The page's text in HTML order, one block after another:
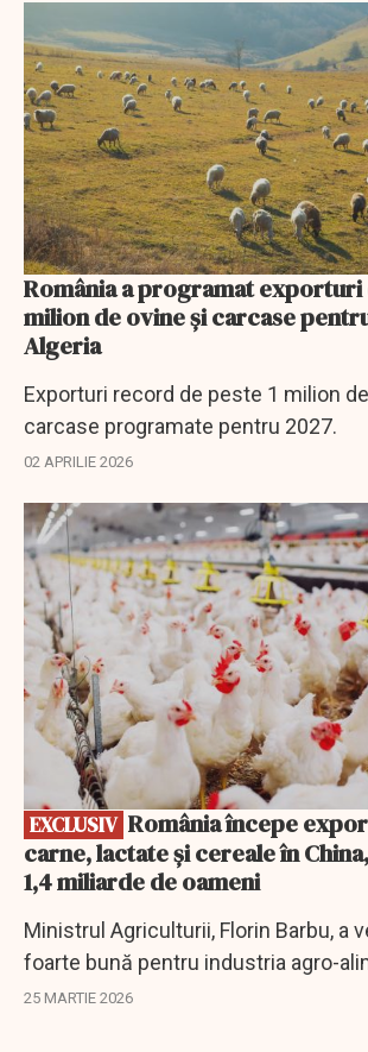
România a programat exporturi
milion de ovine şi carcase
Algeria
Exporturi record de peste 1 milion
carcase programate pentru 2027.
02 APRILIE 2026
EXCLUSIV
EXCLUSIV
carne, lactate şi cereale în
1,4 miliarde de oameni
Ministrul Agriculturii, Florin Barbu, a
foarte bună pentru industria agro-
România.
25 MARTIE 2026